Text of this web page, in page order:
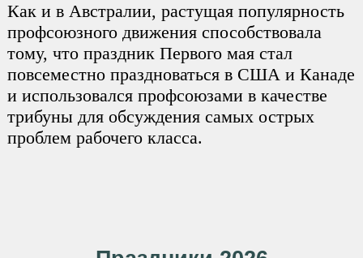
Как и в Австралии, растущая популярность
профсоюзного движения способствовала
тому, что праздник Первого мая стал
повсеместно праздноваться в США и Канаде
и использовался профсоюзами в качестве
трибуны для обсуждения самых острых
проблем рабочего класса.